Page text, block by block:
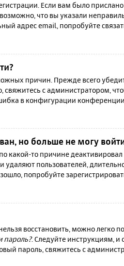
Если вам было
что вы указали
адрес email, попробуйте
причин. Прежде всего
с администратором,
в конфигурации
но больше не могу
какой-то причине
удаляют пользователей,
попробуйте
восстановить, можно
пароль?. Следуйте инструкциям,
пароль, свяжитесь с